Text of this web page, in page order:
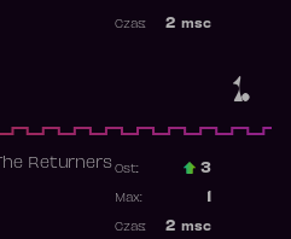
1.
2 msc
Czas:
The Returners Ost.: 3
Max:
2 msc
Czas: